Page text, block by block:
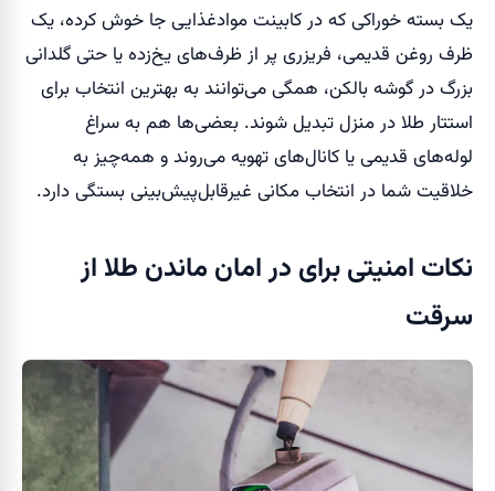
یک بسته خوراکی که در کابینت موادغذایی جا خوش کرده، یک
ظرف روغن قدیمی، فریزری پر از ظرف‌های یخ‌زده یا حتی گلدانی
بزرگ در گوشه بالکن، همگی می‌توانند به بهترین انتخاب برای
استتار طلا در منزل تبدیل شوند. بعضی‌ها هم به سراغ
لوله‌های قدیمی یا کانال‌های تهویه می‌روند و همه‌چیز به
خلاقیت شما در انتخاب مکانی غیرقابل‌پیش‌بینی بستگی دارد.
نکات امنیتی برای در امان ماندن طلا از
سرقت